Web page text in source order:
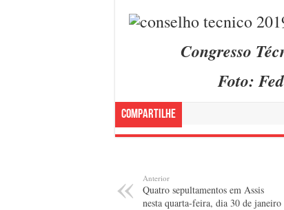
Congresso
Foto:
Compartilhe
Anterior
Quatro sepultamentos em Assis
nesta quarta-feira, dia 30 de janeiro